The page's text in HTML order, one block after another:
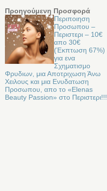
Προηγούμενη Προσφορά
Περιποιηση
Προσωπου –
Περιστερι – 10€
απο 30€
(Έκπτωση 67%)
για ενα
Σχηματισμο
Φρυδιων, μια Αποτριχωση Άνω
Χειλους και μια Ενυδατωση
Προσωπου, απο το «Elenas
Beauty Passion» στο Περιστερι!!!